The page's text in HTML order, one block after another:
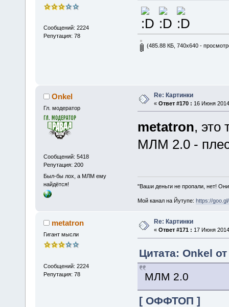
Сообщений: 2224
Репутация: 78
(485.88 КБ, 740x640 -
Onkel
Гл. модератор
Сообщений: 5418
Репутация: 200
Был-бы лох, а МЛМ ему
найдётся!
Re: Картинки
« Ответ #170 : 16 Июня
metatron, это
МЛМ 2.0 -
"Ваши деньги не пропали, нет!
Мой канал на Йутупе: https://
metatron
Гигант мысли
Сообщений: 2224
Репутация: 78
Re: Картинки
« Ответ #171 : 17 Июня
Цитата: Onkel
МЛМ 2.0
[ ОФФТОП ]